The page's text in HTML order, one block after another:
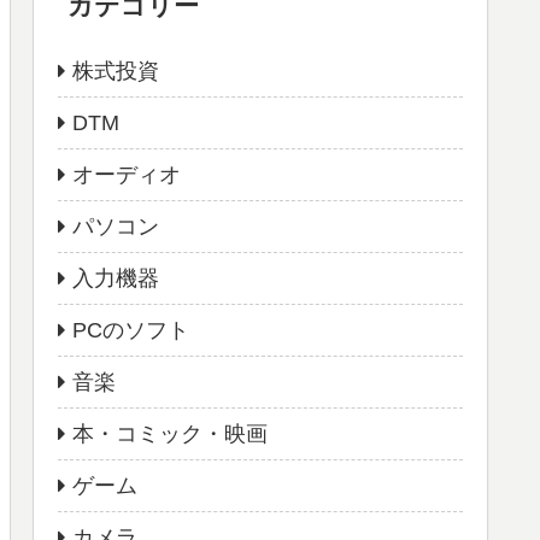
カテゴリー
株式投資
DTM
オーディオ
パソコン
入力機器
PCのソフト
音楽
本・コミック・映画
ゲーム